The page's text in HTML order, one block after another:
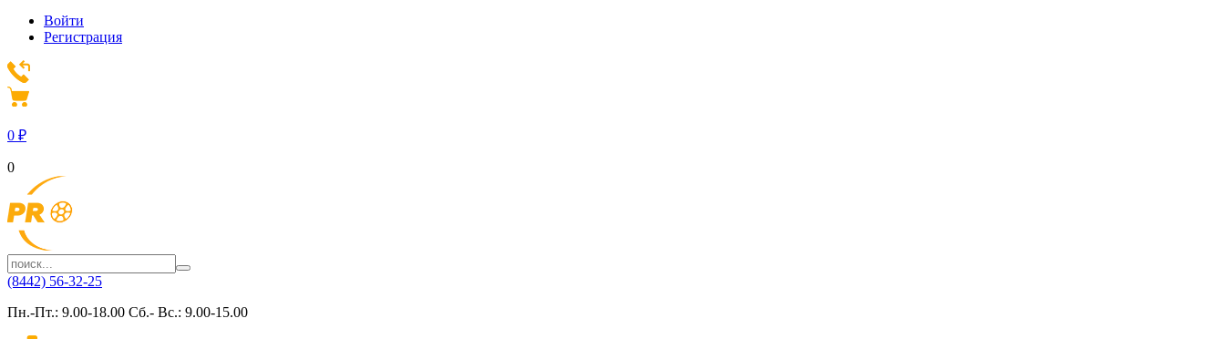
Войти
Регистрация
0 ₽
0
(8442) 56-32-25
Пн.-Пт.: 9.00-18.00 Сб.- Вс.: 9.00-15.00